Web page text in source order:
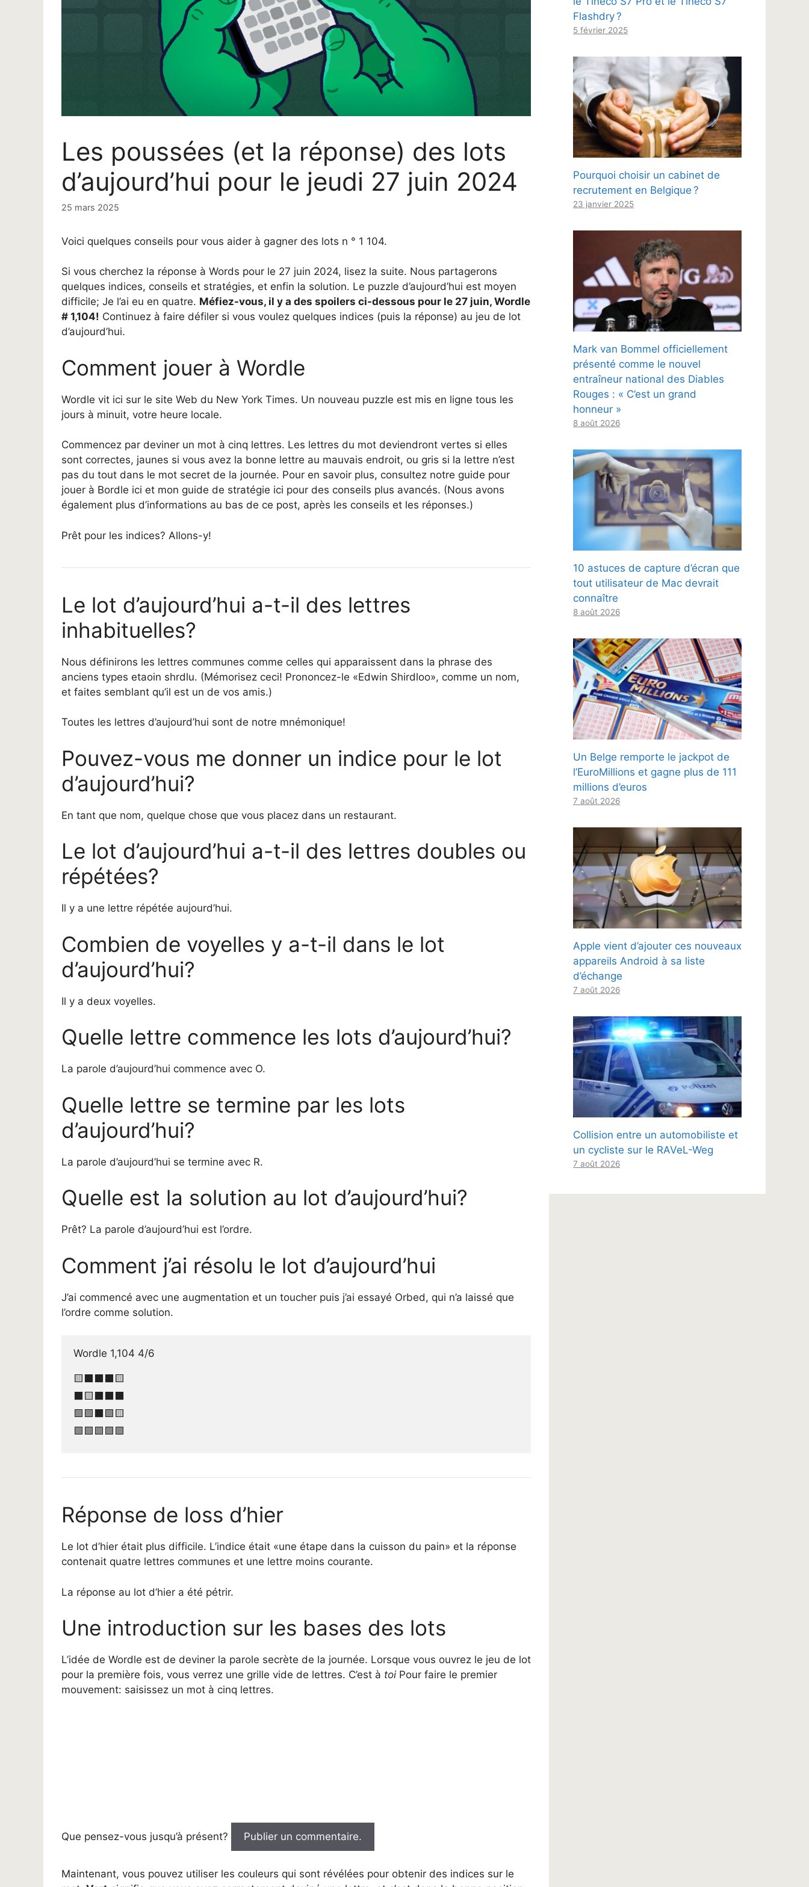
Les poussées (et la réponse) des lots
d’aujourd’hui pour le jeudi 27 juin 2024
25 mars 2025
Voici quelques conseils pour vous aider à gagner des lots n ° 1 104.
Si vous cherchez la réponse à Words pour le 27 juin 2024, lisez la suite. Nous partagerons
quelques indices, conseils et stratégies, et enfin la solution. Le puzzle d’aujourd’hui est moyen
difficile; Je l’ai eu en quatre. Méfiez-vous, il y a des spoilers ci-dessous pour le 27 juin, Wordle
# 1,104! Continuez à faire défiler si vous voulez quelques indices (puis la réponse) au jeu de lot
d’aujourd’hui.
Comment jouer à Wordle
Wordle vit ici sur le site Web du New York Times. Un nouveau puzzle est mis en ligne tous les
jours à minuit, votre heure locale.
Commencez par deviner un mot à cinq lettres. Les lettres du mot deviendront vertes si elles
sont correctes, jaunes si vous avez la bonne lettre au mauvais endroit, ou gris si la lettre n’est
pas du tout dans le mot secret de la journée. Pour en savoir plus, consultez notre guide pour
jouer à Bordle ici et mon guide de stratégie ici pour des conseils plus avancés. (Nous avons
également plus d’informations au bas de ce post, après les conseils et les réponses.)
Prêt pour les indices? Allons-y!
Le lot d’aujourd’hui a-t-il des lettres
inhabituelles?
Nous définirons les lettres communes comme celles qui apparaissent dans la phrase des
anciens types etaoin shrdlu. (Mémorisez ceci! Prononcez-le «Edwin Shirdloo», comme un nom,
et faites semblant qu’il est un de vos amis.)
Toutes les lettres d’aujourd’hui sont de notre mnémonique!
Pouvez-vous me donner un indice pour le lot
d’aujourd’hui?
En tant que nom, quelque chose que vous placez dans un restaurant.
Le lot d’aujourd’hui a-t-il des lettres doubles ou
répétées?
Il y a une lettre répétée aujourd’hui.
Combien de voyelles y a-t-il dans le lot
d’aujourd’hui?
Il y a deux voyelles.
Quelle lettre commence les lots d’aujourd’hui?
La parole d’aujourd’hui commence avec O.
Quelle lettre se termine par les lots
d’aujourd’hui?
La parole d’aujourd’hui se termine avec R.
Quelle est la solution au lot d’aujourd’hui?
Prêt? La parole d’aujourd’hui est l’ordre.
Comment j’ai résolu le lot d’aujourd’hui
J’ai commencé avec une augmentation et un toucher puis j’ai essayé Orbed, qui n’a laissé que
l’ordre comme solution.
Wordle 1,104 4/6
🟨⬛⬛⬛🟨
⬛🟨⬛⬛⬛
🟩🟩⬛🟩🟨
🟩🟩🟩🟩🟩
Réponse de loss d’hier
Le lot d’hier était plus difficile. L’indice était «une étape dans la cuisson du pain» et la réponse
contenait quatre lettres communes et une lettre moins courante.
La réponse au lot d’hier a été pétrir.
Une introduction sur les bases des lots
L’idée de Wordle est de deviner la parole secrète de la journée. Lorsque vous ouvrez le jeu de lot
pour la première fois, vous verrez une grille vide de lettres. C’est à toi Pour faire le premier
mouvement: saisissez un mot à cinq lettres.
Que pensez-vous jusqu’à présent? Publier un commentaire.
Maintenant, vous pouvez utiliser les couleurs qui sont révélées pour obtenir des indices sur le
Flashdry ?
5 février 2025
Pourquoi choisir un cabinet de
recrutement en Belgique ?
23 janvier 2025
Mark van Bommel officiellement
présenté comme le nouvel
entraîneur national des Diables
Rouges : « C’est un grand
honneur »
8 août 2026
10 astuces de capture d’écran que
tout utilisateur de Mac devrait
connaître
8 août 2026
Un Belge remporte le jackpot de
l’EuroMillions et gagne plus de 111
millions d’euros
7 août 2026
Apple vient d’ajouter ces nouveaux
appareils Android à sa liste
d’échange
7 août 2026
Collision entre un automobiliste et
un cycliste sur le RAVeL-Weg
7 août 2026